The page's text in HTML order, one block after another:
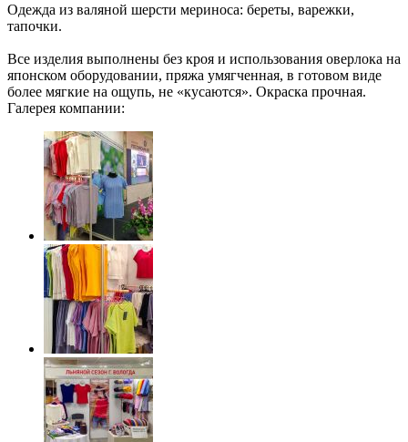
Одежда из валяной шерсти мериноса: береты, варежки,
тапочки.
Все изделия выполнены без кроя и использования оверлока на
японском оборудовании, пряжа умягченная, в готовом виде
более мягкие на ощупь, не «кусаются». Окраска прочная.
Галерея компании: